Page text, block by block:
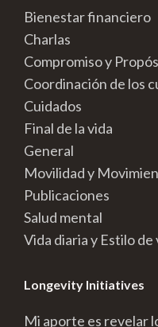
Bienestar financiero
Charlas
Compromiso y
Coordinación de los
Cuidados
Final de la vida
General
Movilidad y
Publicaciones
Salud mental
Vida diaria y Estilo de
Longevity Initiatives
Mi aporte es revelar